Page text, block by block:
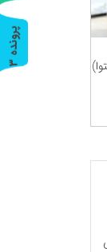
پ
ر
و
ن
د
ه
3